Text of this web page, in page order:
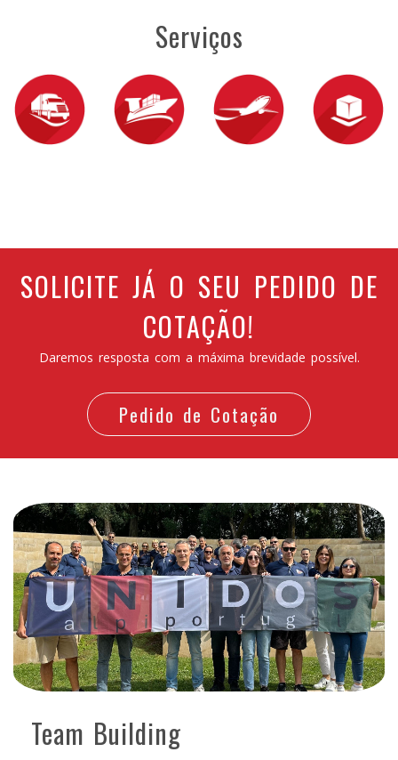
Serviços
SOLICITE JÁ O SEU PEDIDO DE
COTAÇÃO!
Daremos resposta com a máxima brevidade possível.
Pedido de Cotação
Team Building